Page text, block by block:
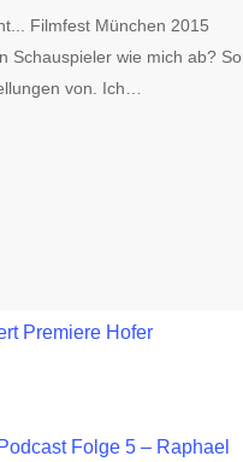
Filmfest München 2015
Schauspieler wie mich ab? So
von. Ich…
Premiere Hofer
Folge 5 – Raphael